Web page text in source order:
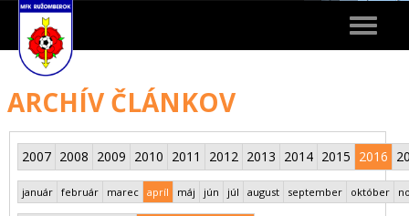
Toggle
ARCHÍV ČLÁNKOV
2007 2008 2009 2010 2011 2012 2013 2014 2015 2016
január február marec apríl máj jún júl august september október